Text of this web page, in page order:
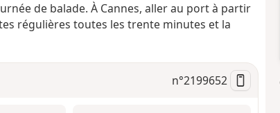
de balade. À Cannes, aller au port à partir
régulières toutes les trente minutes et la
n°2199652